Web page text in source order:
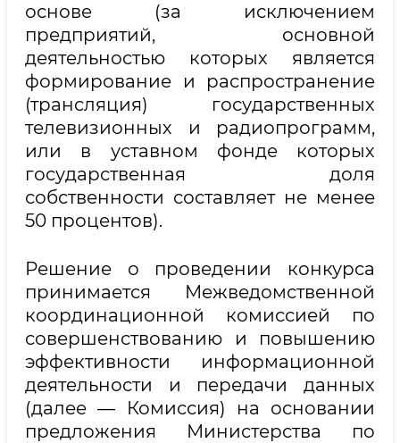
основе (за исключением
предприятий, основной
деятельностью которых является
формирование и распространение
(трансляция) государственных
телевизионных и радиопрограмм,
или в уставном фонде которых
государственная доля
собственности составляет не менее
50 процентов).
Решение о проведении конкурса
принимается Межведомственной
координационной комиссией по
совершенствованию и повышению
эффективности информационной
деятельности и передачи данных
(далее — Комиссия) на основании
предложения Министерства по